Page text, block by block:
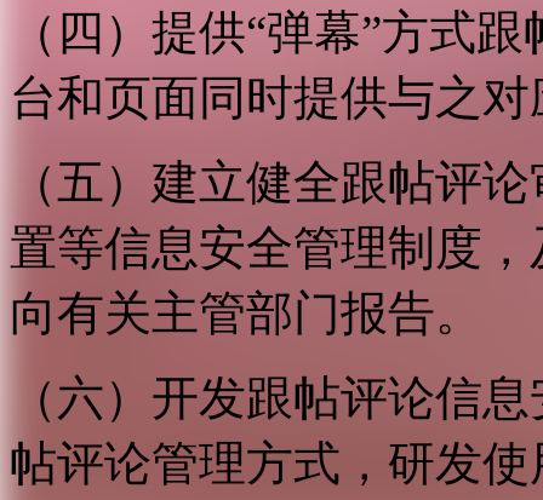
（四）提供“弹幕”方式
台和页面同时提供与之
（五）建立健全跟帖评
置等信息安全管理制度
向有关主管部门报告。
（六）开发跟帖评论信
帖评论管理方式，研发